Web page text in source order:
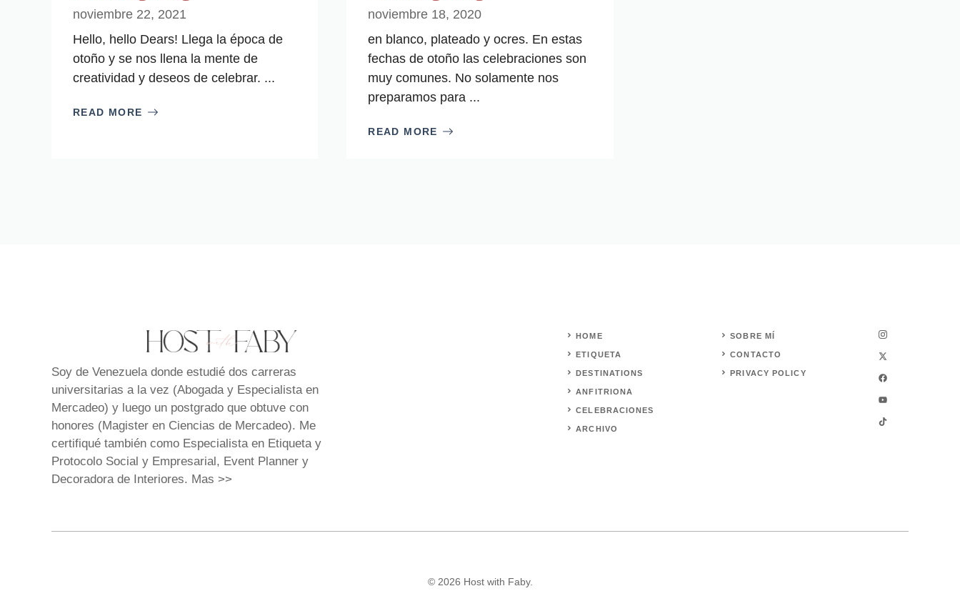
noviembre 22, 2021
Hello, hello Dears! Llega la época de
otoño y se nos llena la mente de
creatividad y deseos de celebrar. ...
READ MORE
noviembre 18, 2020
en blanco, plateado y ocres. En estas
fechas de otoño las celebraciones son
muy comunes. No solamente nos
preparamos para ...
READ MORE
Soy de Venezuela donde estudié dos carreras
universitarias a la vez (Abogada y Especialista en
Mercadeo) y luego un postgrado que obtuve con
honores (Magister en Ciencias de Mercadeo). Me
certifiqué también como Especialista en Etiqueta y
Protocolo Social y Empresarial, Event Planner y
Decoradora de Interiores. Mas >>
HOME
ETIQUETA
DESTINATIONS
ANFITRIONA
CELEBRACIONES
ARCHIVO
SOBRE MÍ
CONTACTO
PRIVACY POLICY
© 2026 Host with Faby.